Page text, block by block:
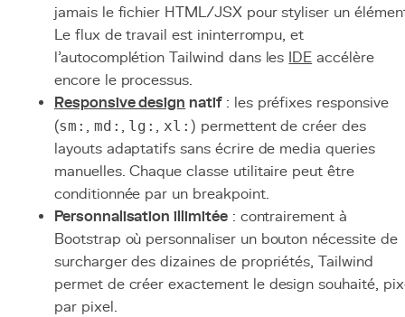
jamais le fichier HTML/JSX pour styliser un
Le flux de travail est ininterrompu, et
l'autocomplétion Tailwind dans les IDE accélère
encore le processus.
Responsive design natif: les préfixes responsive
(sm: , md: , lg: , xl:) permettent de créer des
layouts adaptatifs sans écrire de media queries
manuelles. Chaque classe utilitaire peut être
conditionnée par un breakpoint.
Personnalisation illimitée: contrairement à
Bootstrap où personnaliser un bouton nécessite de
surcharger des dizaines de propriétés, Tailwind
permet de créer exactement le design souhaité,
par pixel.